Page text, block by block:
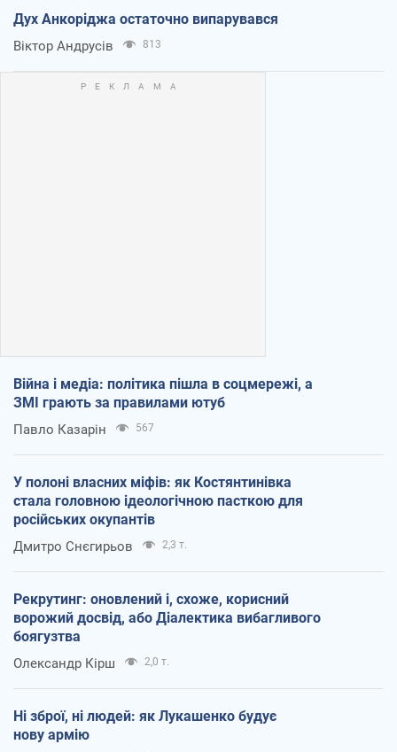
Дух Анкоріджа остаточно випарувався
Віктор Андрусів 813
Війна і медіа: політика пішла в соцмережі, а
ЗМІ грають за правилами ютуб
Павло Казарін 567
У полоні власних міфів: як Костянтинівка
стала головною ідеологічною пасткою для
російських окупантів
Дмитро Снєгирьов 2,3 т.
Рекрутинг: оновлений і, схоже, корисний
ворожий досвід, або Діалектика вибагливого
боягузтва
Олександр Кірш 2,0 т.
Ні зброї, ні людей: як Лукашенко будує
нову армію